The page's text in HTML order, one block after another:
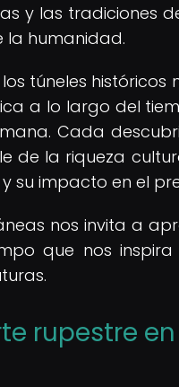
y las tradiciones
la humanidad.
túneles
a lo largo del
Cada
de la riqueza
su impacto en el
nos invita a
que nos
rupestre